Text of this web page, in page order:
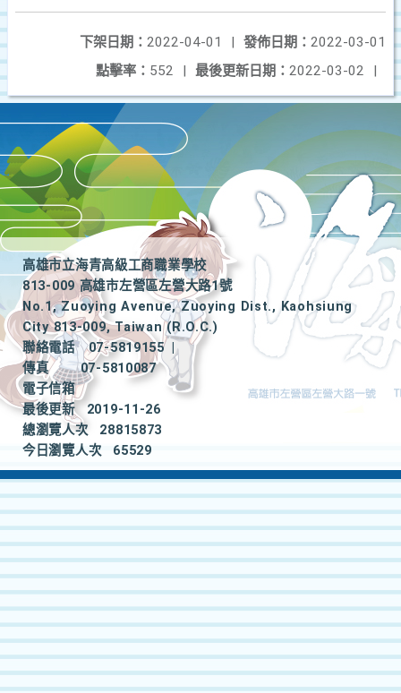
發佈日期： 2022-03-01
下架日期： 2022-04-01
|
最後更新日期： 2022-03-02 |
點擊率： 552 |
高雄市立海青高級工商職業學校
813-009 高雄市左營區左營大路1號
No.1, Zuoying Avenue, Zuoying Dist., Kaohsiung
City 813-009, Taiwan (R.O.C.)
聯絡電話
07-5819155
|
傳真
07-5810087
電子信箱
最後更新
2019-11-26
總瀏覽人次
28815873
今日瀏覽人次
65529